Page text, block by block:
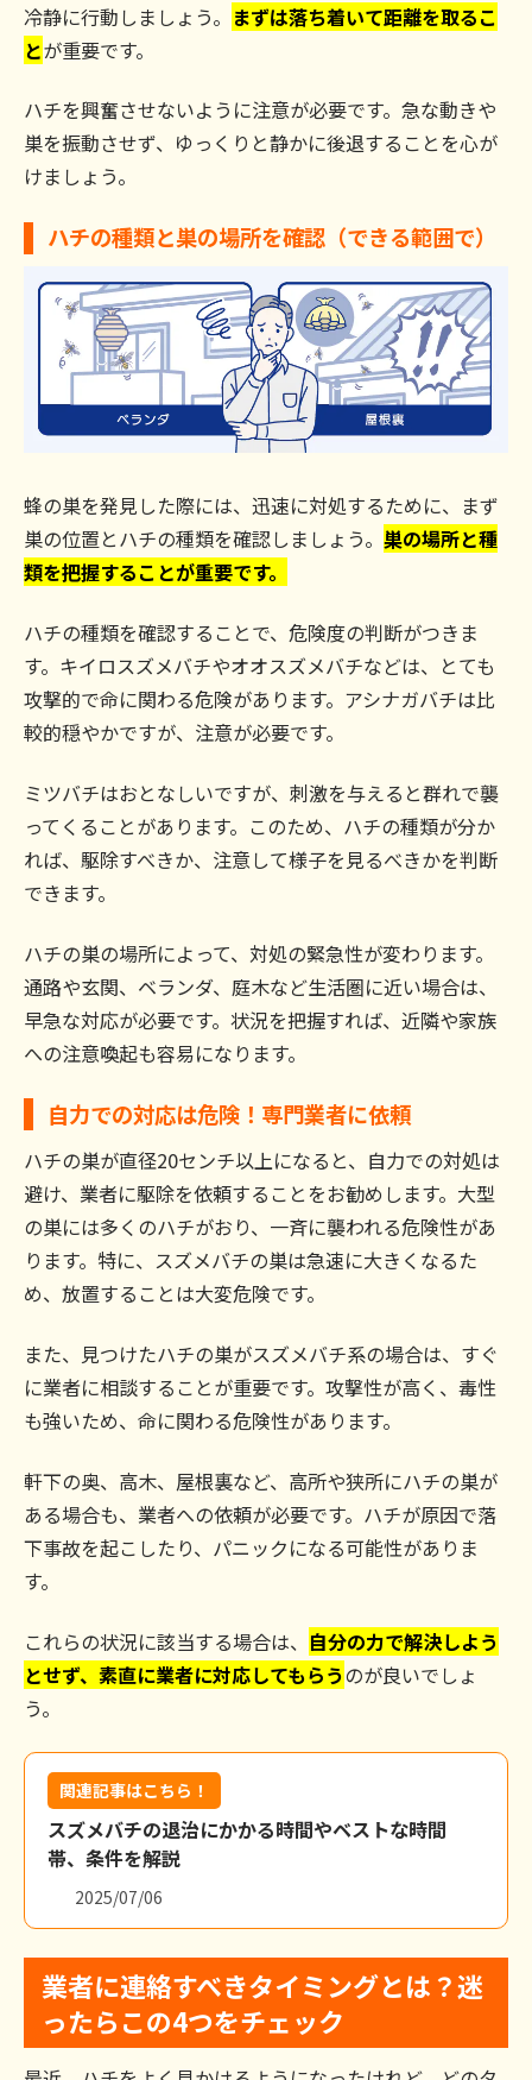
冷静に行動しましょう。 まずは落ち着いて距離を取るこ
とが重要です。
ハチを興奮させないように注意が必要です。急な動きや
巣を振動させず、ゆっくりと静かに後退することを心が
けましょう。
ハチの種類と巣の場所を確認（できる範囲で）
蜂の巣を発見した際には、迅速に対処するために、まず
巣の位置とハチの種類を確認しましょう。巣の場所と種
類を把握することが重要です。
ハチの種類を確認することで、危険度の判断がつきま
す。キイロスズメバチやオオスズメバチなどは、とても
攻撃的で命に関わる危険があります。アシナガバチは比
較的穏やかですが、注意が必要です。
ミツバチはおとなしいですが、刺激を与えると群れで襲
ってくることがあります。このため、ハチの種類が分か
れば、駆除すべきか、注意して様子を見るべきかを判断
できます。
ハチの巣の場所によって、対処の緊急性が変わります。
通路や玄関、ベランダ、庭木など生活圏に近い場合は、
早急な対応が必要です。状況を把握すれば、近隣や家族
への注意喚起も容易になります。
自力での対応は危険！専門業者に依頼
ハチの巣が直径20センチ以上になると、自力での対処は
避け、業者に駆除を依頼することをお勧めします。大型
の巣には多くのハチがおり、一斉に襲われる危険性があ
ります。特に、スズメバチの巣は急速に大きくなるた
め、放置することは大変危険です。
また、見つけたハチの巣がスズメバチ系の場合は、すぐ
に業者に相談することが重要です。攻撃性が高く、毒性
も強いため、命に関わる危険性があります。
軒下の奥、高木、屋根裏など、高所や狭所にハチの巣が
ある場合も、業者への依頼が必要です。ハチが原因で落
下事故を起こしたり、パニックになる可能性がありま
す。
これらの状況に該当する場合は、 自分の力で解決しよう
とせず、素直に業者に対応してもらうのが良いでしょ
う。
関連記事はこちら！
スズメバチの退治にかかる時間やベストな時間
帯、条件を解説
2025/07/06
業者に連絡すべきタイミングとは？迷
ったらこの4つをチェック